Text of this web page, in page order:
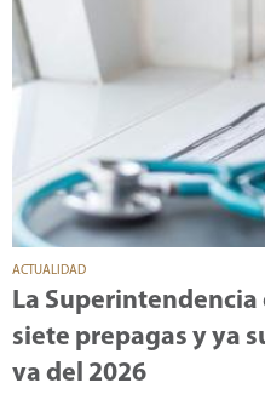
ACTUALIDAD
La Superintendencia
siete prepagas y ya
va del 2026